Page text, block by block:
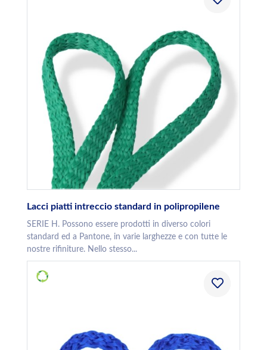
Lacci piatti intreccio standard in polipropilene
SERIE H. Possono essere prodotti in diverso colori
standard ed a Pantone, in varie larghezze e con tutte le
nostre rifiniture. Nello stesso...